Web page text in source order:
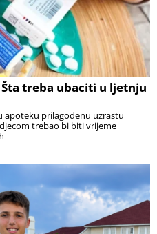
Šta treba ubaciti u ljetnju
apoteku prilagođenu uzrastu
trebao bi biti vrijeme